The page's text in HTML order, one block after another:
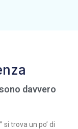
davvero
trova un po’ di